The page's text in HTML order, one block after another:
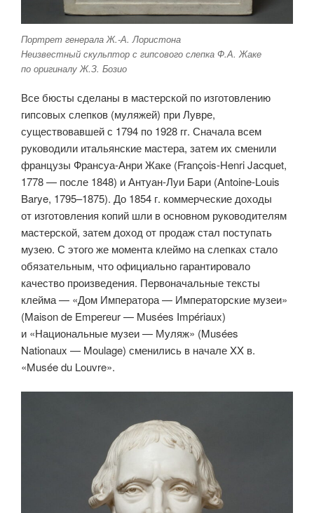
Портрет генерала Ж.-А. Лористона
Неизвестный скульптор с гипсового слепка Ф.А. Жаке
по оригиналу Ж.З. Бозио
Все бюсты сделаны в мастерской по изготовлению
гипсовых слепков (муляжей) при Лувре,
существовавшей с 1794 по 1928 гг. Сначала всем
руководили итальянские мастера, затем их сменили
французы Франсуа-Анри Жаке (François-Henri Jacquet,
1778 — после 1848) и Антуан-Луи Бари (Antoine-Louis
Barye, 1795–1875). До 1854 г. коммерческие доходы
от изготовления копий шли в основном руководителям
мастерской, затем доход от продаж стал поступать
музею. С этого же момента клеймо на слепках стало
обязательным, что официально гарантировало
качество произведения. Первоначальные тексты
клейма — «Дом Императора — Императорские музеи»
(Maison de Empereur — Musées Impériaux)
и «Национальные музеи — Муляж» (Musées
Nationaux — Moulage) сменились в начале XX в.
«Musée du Louvre».